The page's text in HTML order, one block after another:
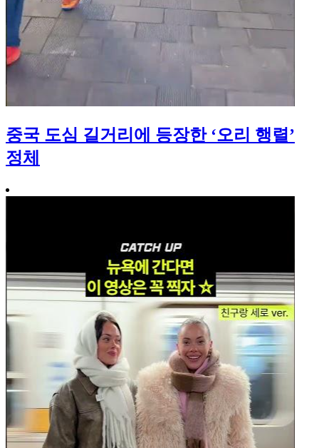
중국 도심 길거리에 등장한 ‘오리 행렬’
정체